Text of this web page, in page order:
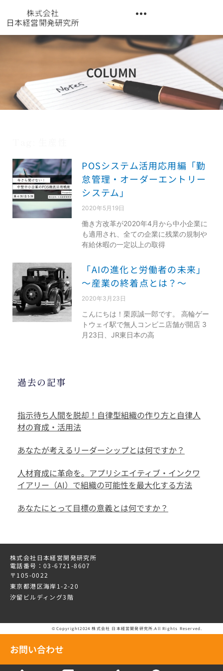
COLUMN
POSシステム活用応用編「勤
怠管理・オーダーエントリー
システム」
2020年5月19日
働き方改革が2020年4月から中小企業に
も適用され、全ての企業に残業の規制や
有給休暇の一定以上の取得
「AIの進化と労働者の未来」
～産業の終着点とは？～
2020年3月23日
こんにちは！栗原誠一郎です。 高輪ゲー
トウェイ駅で無人コンビニ店舗が開店 3
月23日、JR東日本の高
過去の記事
指示待ち人間を脱却！自律型組織の作り方と自律人
材の育成・活用法
あなたが考えるリーダーシップとは何ですか？
人材育成に革命を。アプリシエイティブ・インクワ
イアリー（AI）で組織の可能性を最大化する方法
あなたにとって目標の意義とは何ですか？
株式会社日本経営開発研究所
電話番号：03-6721-8607
〒105-0022
東京都港区海岸1-2-20
汐留ビルディング3階
©Copyright2024 株式会社 日本経営開発研究所.All Rights Reserved.
お問い合わせ